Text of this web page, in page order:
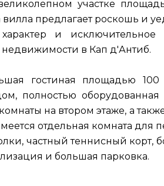
участке
вилла предлагает роскошь и
и исключительное
недвижимости в Кап д'Антиб.
гостиная площадью
полностью
на втором этаже, а
отдельная комната для
частный теннисный корт,
и большая парковка.